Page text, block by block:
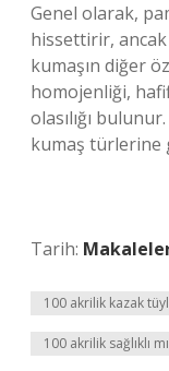
Genel olarak,
hissettirir, ancak
kumaşın diğer
homojenliği,
olasılığı
kumaş türlerine
Tarih:
100 akrilik kazak
100 akrilik sağlıklı mı